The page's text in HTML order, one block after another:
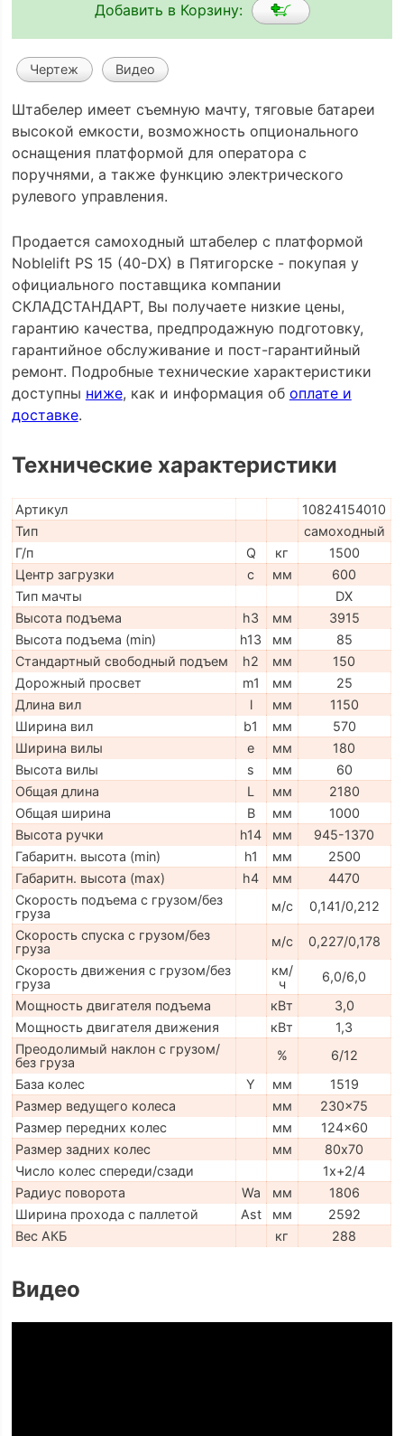
Добавить в Корзину:
Чертеж Видео
Штабелер имеет съемную мачту, тяговые батареи
высокой емкости, возможность опционального
оснащения платформой для оператора с
поручнями, а также функцию электрического
рулевого управления.
Продается самоходный штабелер с платформой
Noblelift PS 15 (40-DX) в Пятигорске - покупая у
официального поставщика компании
СКЛАДСТАНДАРТ, Вы получаете низкие цены,
гарантию качества, предпродажную подготовку,
гарантийное обслуживание и пост-гарантийный
ремонт. Подробные технические характеристики
доступны ниже, как и информация об оплате и
доставке.
Технические характеристики
Артикул
10824154010
Тип
самоходный
Г/п
Q кг
1500
Центр загрузки
c мм
600
Тип мачты
DX
Высота подъема
h3 мм
3915
Высота подъема (min)
h13 мм
85
Стандартный свободный подъем
h2 мм
150
Дорожный просвет
m1 мм
25
Длина вил
l мм
1150
Ширина вил
b1 мм
570
Ширина вилы
e мм
180
Высота вилы
s мм
60
Общая длина
L мм
2180
Общая ширина
B мм
1000
Высота ручки
h14 мм
945-1370
Габаритн. высота (min)
h1 мм
2500
Габаритн. высота (max)
h4 мм
4470
Скорость подъема с грузом/без
груза
м/с
0,141/0,212
Скорость спуска с грузом/без
груза
м/с
0,227/0,178
Скорость движения с грузом/без
груза
км/
ч
6,0/6,0
Мощность двигателя подъема
кВт
3,0
Мощность двигателя движения
кВт
1,3
Преодолимый наклон с грузом/
без груза
%
6/12
База колес
Y мм
1519
Размер ведущего колеса
мм
230x75
Размер передних колес
мм
124x60
Размер задних колес
мм
80х70
Число колес спереди/сзади
1x+2/4
Радиус поворота
Wa мм
1806
Ширина прохода с паллетой
Ast мм
2592
Вес АКБ
кг 288
Видео